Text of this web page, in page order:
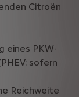
Citroën
eines PKW-
sofern
Reichweite